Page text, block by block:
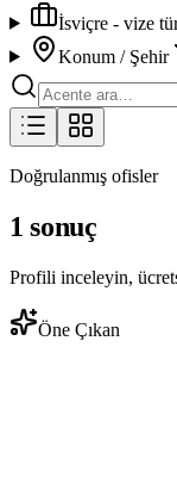
İsviçre - vize
Konum / Şehir
Doğrulanmış ofisler
1 sonuç
Profili inceleyin,
Öne Çıkan